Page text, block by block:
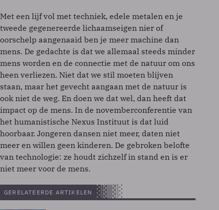
Met een lijf vol met techniek, edele metalen en je
tweede gegenereerde lichaamseigen nier of
oorschelp aangenaaid ben je meer machine dan
mens. De gedachte is dat we allemaal steeds minder
mens worden en de connectie met de natuur om ons
heen verliezen. Niet dat we stil moeten blijven
staan, maar het gevecht aangaan met de natuur is
ook niet de weg. En doen we dat wel, dan heeft dat
impact op de mens. In de novemberconferentie van
het humanistische Nexus Instituut is dat luid
hoorbaar. Jongeren dansen niet meer, daten niet
meer en willen geen kinderen. De gebroken belofte
van technologie: ze houdt zichzelf in stand en is er
niet meer voor de mens.
GERELATEERDE ARTIKELEN